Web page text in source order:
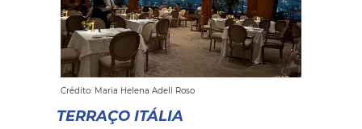
Crédito: Maria Helena Adell Roso
TERRAÇO ITÁLIA